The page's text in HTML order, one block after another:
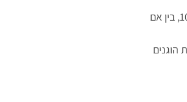
שעובדת ב-100%, בין אם
הוגנים